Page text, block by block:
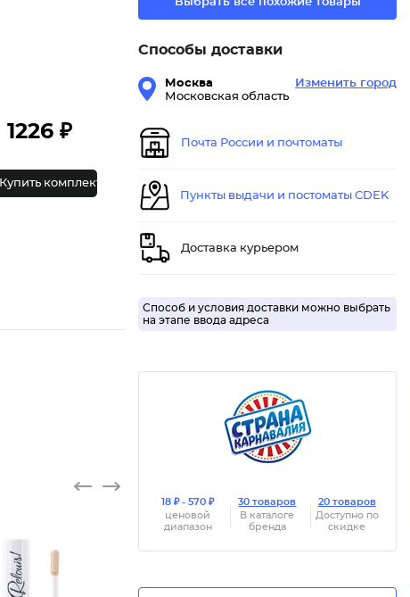
1226 ₽
Купить комплект
Способы доставки
Москва
Московская область
Изменить город
Почта России и почтоматы
Пункты выдачи и постоматы CDEK
Доставка курьером
Способ и условия доставки можно выбрать
на этапе ввода адреса
18 ₽ - 570 ₽
ценовой
диапазон
30 товаров
В каталоге
бренда
20 товаров
Доступно по
скидке